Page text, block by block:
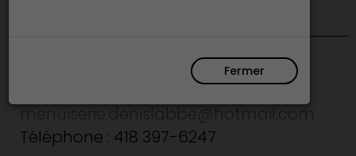
Fermer
MENUISERIE DENIS LABBÉ
Chaudière-Appalaches
menuiserie.denislabbe@hotmail.com
Téléphone : 418 397-6247